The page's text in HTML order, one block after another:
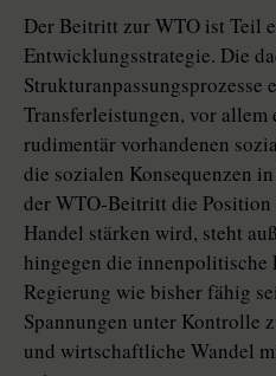
Der Beitritt zur WTO ist Teil
Entwicklungsstrategie. Die
Strukturanpassungsprozesse
Transferleistungen, vor allem
rudimentär vorhandenen
die sozialen Konsequenzen
der WTO-Beitritt die
Handel stärken wird, steht
hingegen die
Regierung wie bisher fähig
Spannungen unter Kontrolle
und wirtschaftliche Wandel